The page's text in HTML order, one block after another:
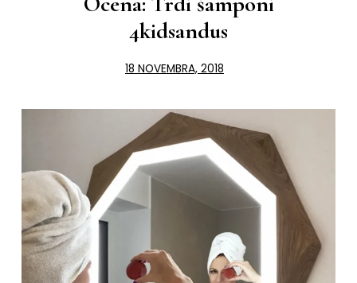
4kidsandus
18 NOVEMBRA, 2018